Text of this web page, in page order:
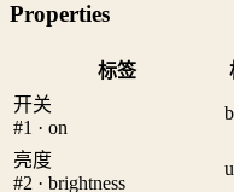
Properties
标签
开关
#1 · on
亮度
#2 · brightness